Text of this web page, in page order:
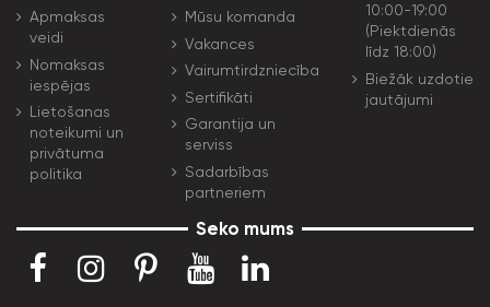
Apmaksas
veidi
Nomaksas
iespējas
Lietošanas
noteikumi un
privātuma
politika
Mūsu komanda
Vakances
Vairumtirdzniecība
Sertifikāti
Garantija un
serviss
Sadarbības
partneriem
10:00-19:00
(Piektdienās
līdz 18:00)
Biežāk uzdotie
jautājumi
Seko mums